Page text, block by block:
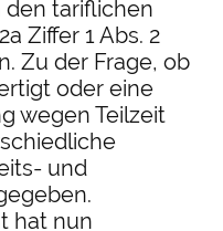
tariflichen
Ziffer 1 Abs. 2
Zu der Frage, ob
oder eine
wegen Teilzeit
und
hat nun